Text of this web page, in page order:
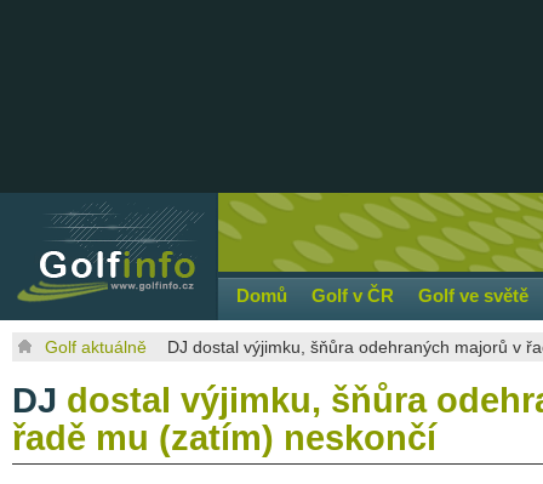
Domů Golf v ČR Golf ve světě
Golf aktuálně DJ dostal výjimku, šňůra odehraných majorů v
DJ dostal výjimku, šňůra
řadě mu (zatím) neskončí